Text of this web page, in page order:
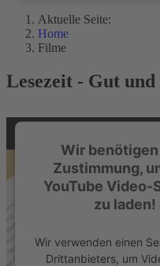
Aktuelle Seite:
Home
Filme
Lesezeit - Gut und
Wir benötigen
Zustimmung,
YouTube Video-
zu laden!
Wir verwenden einen
Drittanbieters, um